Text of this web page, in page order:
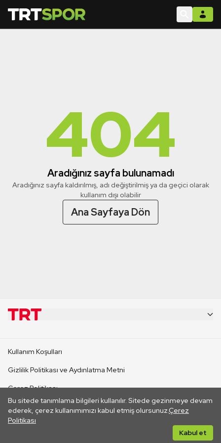
404
Aradığınız sayfa bulunamadı
Aradığınız sayfa kaldırılmış, adı değiştirilmiş ya da geçici olarak
kullanım dışı olabilir
Ana Sayfaya Dön
Bu sitede tanımlama bilgileri kullanılır. Sitede gezinmeye devam
ederek, çerez kullanımımızı kabul etmiş olursunuz.Çerez
Politikası
Kabul et
CANLI YAYINLAR
Kullanım Koşulları
Gizlilik Politikası ve Aydınlatma Metni
Çerez Politikası
İletişim
Her hakkı saklıdır. ©2026 TRT. Bağlantı yoluyla gidilen dış